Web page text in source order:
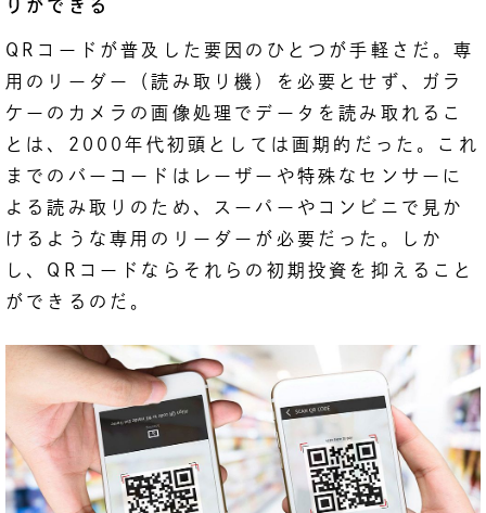
りができる
QRコードが普及した要因のひとつが手軽さだ。専
用のリーダー（読み取り機）を必要とせず、ガラ
ケーのカメラの画像処理でデータを読み取れるこ
とは、2000年代初頭としては画期的だった。これ
までのバーコードはレーザーや特殊なセンサーに
よる読み取りのため、スーパーやコンビニで見か
けるような専用のリーダーが必要だった。しか
し、QRコードならそれらの初期投資を抑えること
ができるのだ。